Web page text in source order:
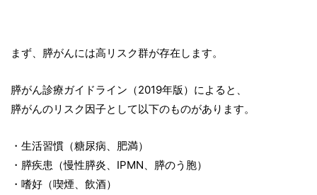
まず、膵がんには高リスク群が存在します。
膵がん診療ガイドライン（2019年版）によると、
膵がんのリスク因子として以下のものがあります。
・生活習慣（糖尿病、肥満）
・膵疾患（慢性膵炎、IPMN、膵のう胞）
・嗜好（喫煙、飲酒）